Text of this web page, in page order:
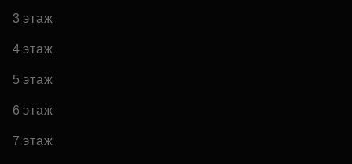
3 этаж
4 этаж
5 этаж
6 этаж
7 этаж